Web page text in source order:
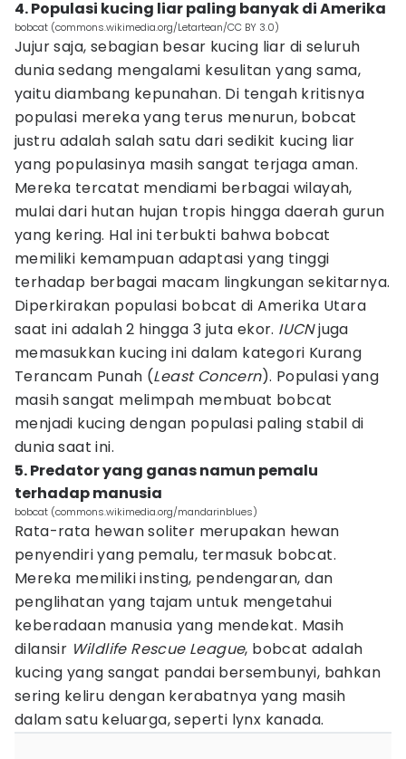
4. Populasi kucing liar paling banyak di Amerika
bobcat (commons.wikimedia.org/Letartean/CC BY 3.0)
Jujur saja, sebagian besar kucing liar di seluruh
dunia sedang mengalami kesulitan yang sama,
yaitu diambang kepunahan. Di tengah kritisnya
populasi mereka yang terus menurun, bobcat
justru adalah salah satu dari sedikit kucing liar
yang populasinya masih sangat terjaga aman.
Mereka tercatat mendiami berbagai wilayah,
mulai dari hutan hujan tropis hingga daerah gurun
yang kering. Hal ini terbukti bahwa bobcat
memiliki kemampuan adaptasi yang tinggi
terhadap berbagai macam lingkungan sekitarnya.
Diperkirakan populasi bobcat di Amerika Utara
saat ini adalah 2 hingga 3 juta ekor. IUCNjuga
memasukkan kucing ini dalam kategori Kurang
Terancam Punah (Least Concern). Populasi yang
masih sangat melimpah membuat bobcat
menjadi kucing dengan populasi paling stabil di
dunia saat ini.
5. Predator yang ganas namun pemalu
terhadap manusia
bobcat (commons.wikimedia.org/mandarinblues)
Rata-rata hewan soliter merupakan hewan
penyendiri yang pemalu, termasuk bobcat.
Mereka memiliki insting, pendengaran, dan
penglihatan yang tajam untuk mengetahui
keberadaan manusia yang mendekat. Masih
dilansir Wildlife Rescue League, bobcat adalah
kucing yang sangat pandai bersembunyi, bahkan
sering keliru dengan kerabatnya yang masih
dalam satu keluarga, seperti lynx kanada.